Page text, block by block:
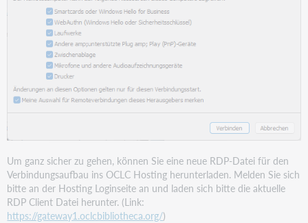
Um ganz sicher zu gehen, können Sie eine neue RDP-Datei für den
Verbindungsaufbau ins OCLC Hosting herunterladen. Melden Sie sich
bitte an der Hosting Loginseite an und laden sich bitte die aktuelle
RDP Client Datei herunter. (Link:
https://gateway1.oclcbibliotheca.org/)